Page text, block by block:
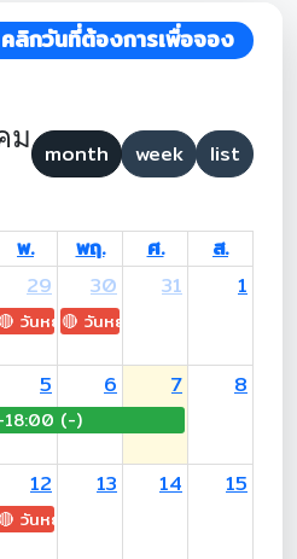
คลิกวันที่ต้องการเพื่อจอง
ม
month week list
พ. พฤ. ศ.
ส.
: H.M. King Maha Vajiralongkorn's
29
วันหยุด: Asanha Bucha Day
30
🔴 วันหยุด: Buddhist Lent
31 1
18:00 (-)
5 6 7 8
12
วันหยุด: H.M. Queen Sirikit The
13 14 15